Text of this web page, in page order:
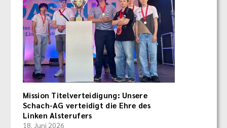
Mission Titelverteidigung: Unsere
Schach-AG verteidigt die Ehre des
Linken Alsterufers
18. Juni 2026